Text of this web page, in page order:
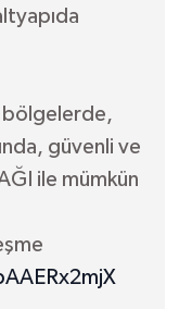
bölgelerde,
güvenli ve
ile mümkün